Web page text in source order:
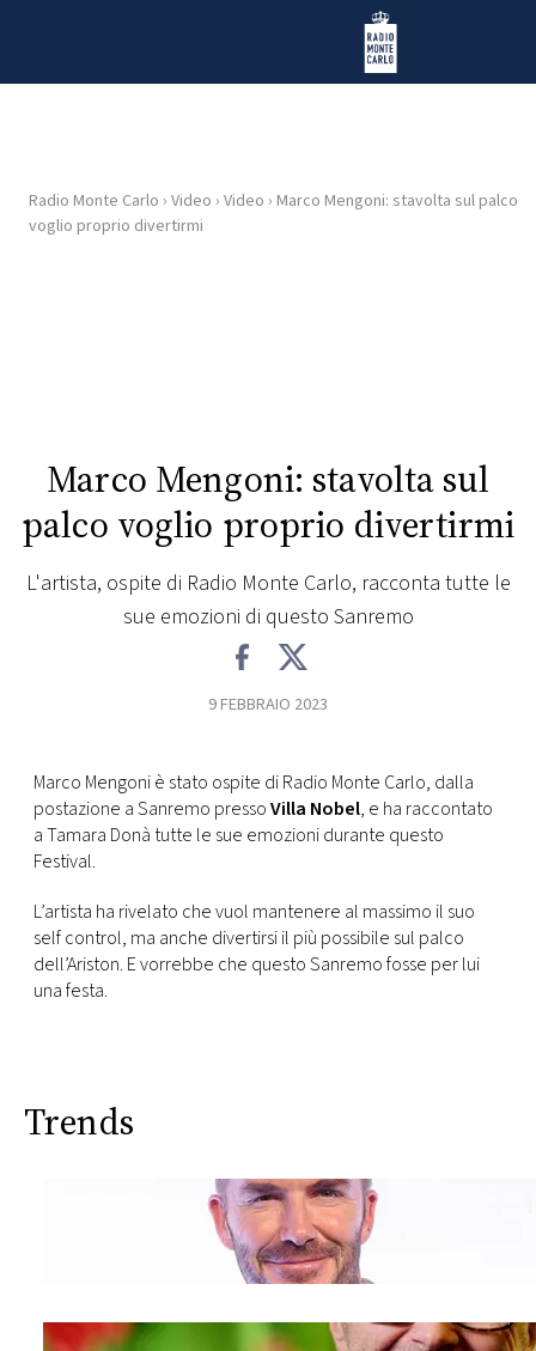
Radio Monte Carlo
HOME
NEWS
FOTO
VIDEO
TV
PRINCIPATO
DI
MONACO
Radio Monte Carlo › Video › Video › Marco Mengoni: stavolta sul palco
voglio proprio divertirmi
Marco Mengoni: stavolta sul
palco voglio proprio divertirmi
L'artista, ospite di Radio Monte Carlo, racconta tutte le
sue emozioni di questo Sanremo
9 FEBBRAIO 2023
Marco Mengoni è stato ospite di Radio Monte Carlo, dalla
postazione a Sanremo pressoVilla Nobel, e ha raccontato
a Tamara Donà tutte le sue emozioni durante questo
Festival.
L’artista ha rivelato che vuol mantenere al massimo il suo
self control, ma anche divertirsi il più possibile sul palco
dell’Ariston. E vorrebbe che questo Sanremo fosse per lui
una festa.
Trends